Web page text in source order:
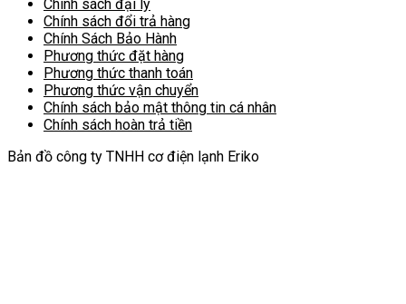
Chính sách đại lý
Chính sách đổi trả hàng
Chính Sách Bảo Hành
Phương thức đặt hàng
Phương thức thanh toán
Phương thức vận chuyển
Chính sách bảo mật thông tin cá nhân
Chính sách hoàn trả tiền
Bản đồ công ty TNHH cơ điện lạnh Eriko